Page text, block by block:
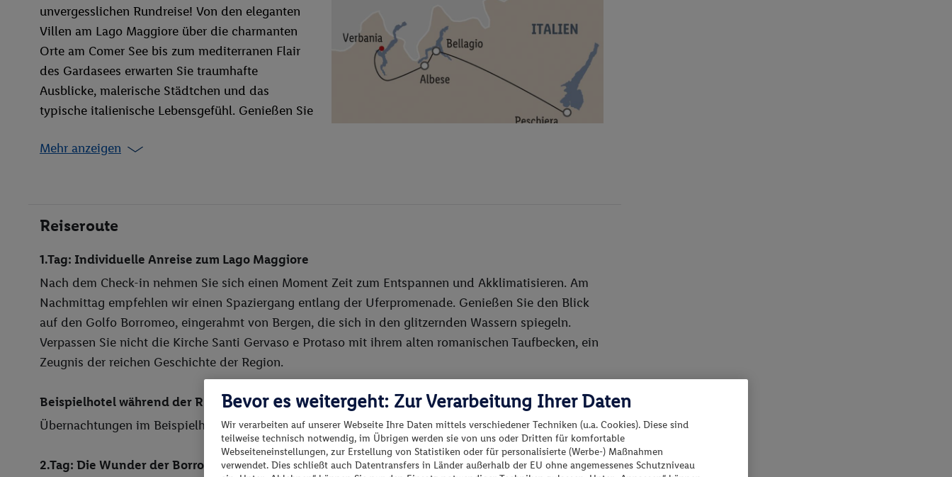
unvergesslichen Rundreise! Von den eleganten
Villen am Lago Maggiore über die charmanten
Orte am Comer See bis zum mediterranen Flair
des Gardasees erwarten Sie traumhafte
Ausblicke, malerische Städtchen und das
typische italienische Lebensgefühl. Genießen Sie
kulinarischen Highlights – eine perfekte Reise für Genießer und Entdecker.
Mehr anzeigen
Reiseroute
1.Tag: Individuelle Anreise zum Lago Maggiore
Nach dem Check-in nehmen Sie sich einen Moment Zeit zum Entspannen und Akklimatisieren. Am
Nachmittag empfehlen wir einen Spaziergang entlang der Uferpromenade. Genießen Sie den Blick
auf den Golfo Borromeo, eingerahmt von Bergen, die sich in den glitzernden Wassern spiegeln.
Verpassen Sie nicht die Kirche Santi Gervaso e Protaso mit ihrem alten romanischen Taufbecken, ein
Zeugnis der reichen Geschichte der Region.
Beispielhotel während der Rundreise
Übernachtungen im Beispielhotel während der Rundreise
2.Tag: Die Wunder der Borromäischen Inseln
Bevor es weitergeht: Zur Verarbeitung Ihrer Daten
Wir verarbeiten auf unserer Webseite Ihre Daten mittels verschiedener Techniken (u.a. Cookies). Diese sind
teilweise technisch notwendig, im Übrigen werden sie von uns oder Dritten für komfortable
Webseiteneinstellungen, zur Erstellung von Statistiken oder für personalisierte (Werbe-) Maßnahmen
verwendet. Dies schließt auch Datentransfers in Länder außerhalb der EU ohne angemessenes Schutzniveau